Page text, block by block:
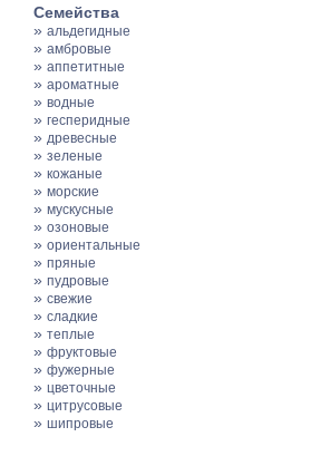
Семейства
» альдегидные
» амбровые
» аппетитные
» ароматные
» водные
» гесперидные
» древесные
» зеленые
» кожаные
» морские
» мускусные
» озоновые
» ориентальные
» пряные
» пудровые
» свежие
» сладкие
» теплые
» фруктовые
» фужерные
» цветочные
» цитрусовые
» шипровые